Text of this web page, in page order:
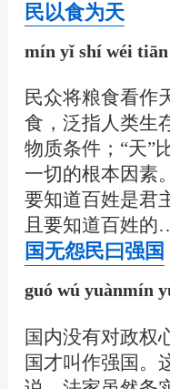
民以食为天
mín yǐ shí wéi tiān
民众将粮食看作
食，泛指人类生
物质条件；“天”
一切的根本因素
要知道百姓是君
且要知道百姓的
国无怨民曰强国
guó wú yuànmín
国内没有对政权
国才叫作强国。